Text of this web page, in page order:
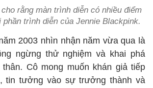
rằng màn trình diễn có nhiều điểm
trình diễn của Jennie Blackpink.
2003 nhìn nhận năm vừa qua là
ngừng thử nghiệm và khai phá
Cô mong muốn khán giả tiếp
tin tưởng vào sự trưởng thành và